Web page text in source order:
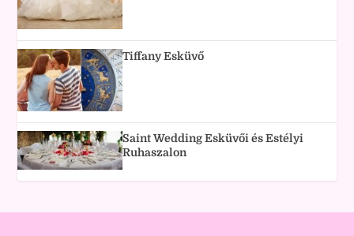
Tiffany Esküvő
Saint Wedding Esküvői és Estélyi
Ruhaszalon